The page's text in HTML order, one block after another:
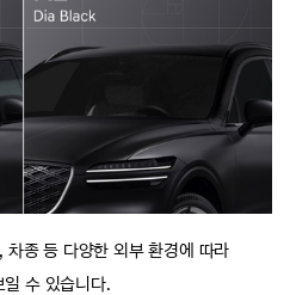
종 등 다양한 외부 환경에 따라
수 있습니다.